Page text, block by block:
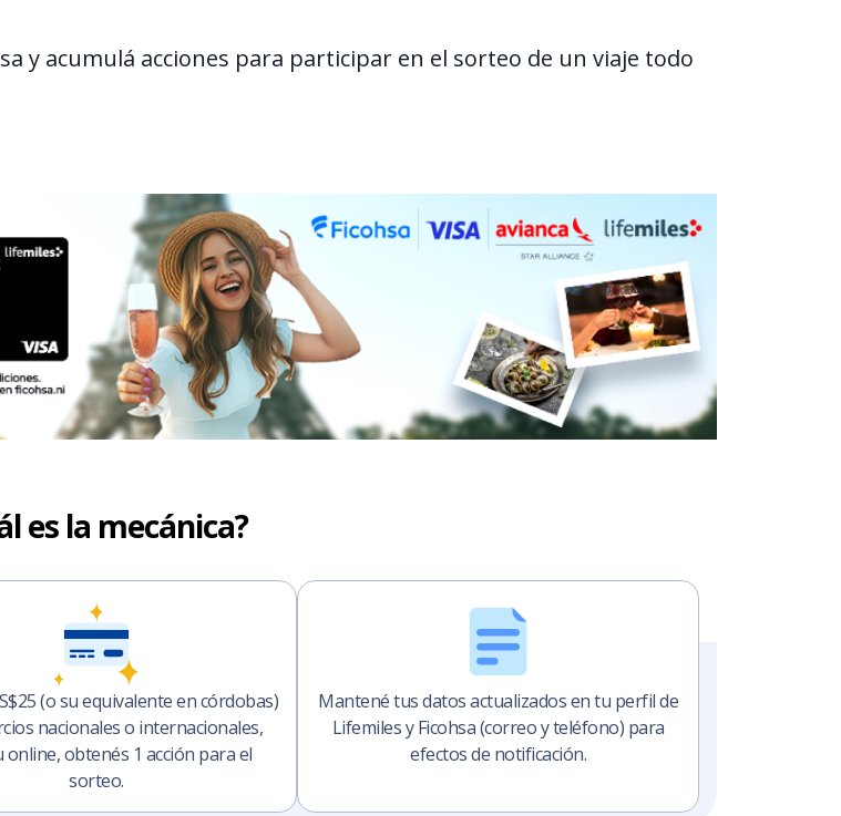
y acumulá acciones para participar en el sorteo de un viaje todo
es la mecánica?
(o su equivalente en córdobas)
nacionales o internacionales,
online, obtenés 1 acción para el
sorteo.
Mantené tus datos actualizados en tu perfil de
Lifemiles y Ficohsa (correo y teléfono) para
efectos de notificación.